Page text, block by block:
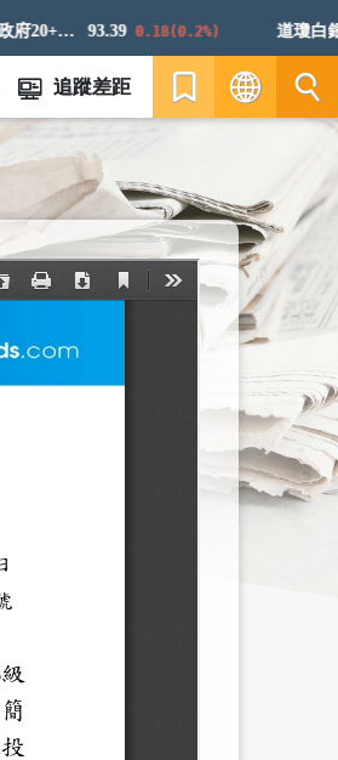
ICE美國政府20+年期債券指數 93.39 0.18(0.2%) 道瓊白銀
追蹤差距
EN